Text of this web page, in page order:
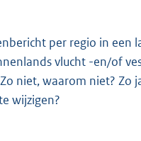
per regio in
vlucht -en/of
niet, waarom niet? Zo
wijzigen?